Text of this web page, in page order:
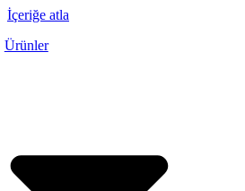
İçeriğe atla
Ürünler